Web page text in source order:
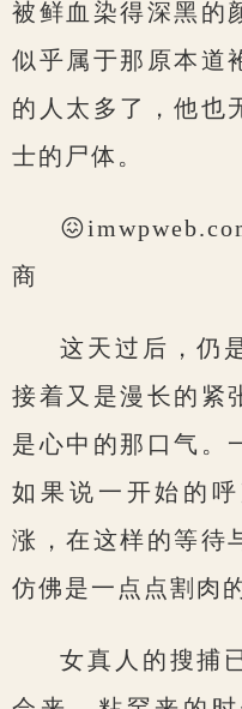
被鲜血染得深黑的
似乎属于那原本道
的人太多了，他也
士的尸体。
商
这天过后，仍
接着又是漫长的紧
是心中的那口气。
如果说一开始的
涨，在这样的等待
仿佛是一点点割肉
女真人的搜捕